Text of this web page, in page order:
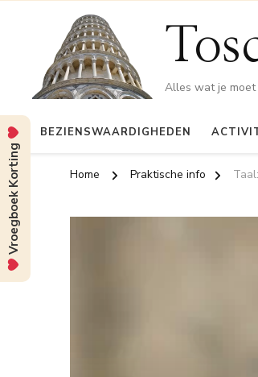
Alles wat je
BEZIENSWAARDIGHEDEN
Home Praktische info
Vroegboek Korting